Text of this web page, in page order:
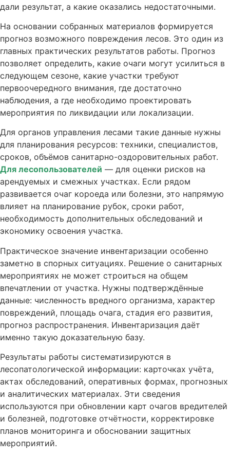
дали результат, а какие оказались недостаточными.
На основании собранных материалов формируется
прогноз возможного повреждения лесов. Это один из
главных практических результатов работы. Прогноз
позволяет определить, какие очаги могут усилиться в
следующем сезоне, какие участки требуют
первоочередного внимания, где достаточно
наблюдения, а где необходимо проектировать
мероприятия по ликвидации или локализации.
Для органов управления лесами такие данные нужны
для планирования ресурсов: техники, специалистов,
сроков, объёмов санитарно-оздоровительных работ.
Для лесопользователей — для оценки рисков на
арендуемых и смежных участках. Если рядом
развивается очаг короеда или болезни, это напрямую
влияет на планирование рубок, сроки работ,
необходимость дополнительных обследований и
экономику освоения участка.
Практическое значение инвентаризации особенно
заметно в спорных ситуациях. Решение о санитарных
мероприятиях не может строиться на общем
впечатлении от участка. Нужны подтверждённые
данные: численность вредного организма, характер
повреждений, площадь очага, стадия его развития,
прогноз распространения. Инвентаризация даёт
именно такую доказательную базу.
Результаты работы систематизируются в
лесопатологической информации: карточках учёта,
актах обследований, оперативных формах, прогнозных
и аналитических материалах. Эти сведения
используются при обновлении карт очагов вредителей
и болезней, подготовке отчётности, корректировке
планов мониторинга и обосновании защитных
мероприятий.